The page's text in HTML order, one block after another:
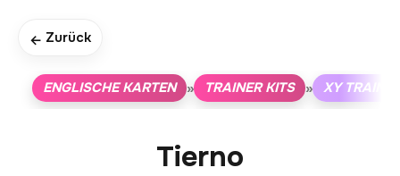
← Zurück
ENGLISCHE KARTEN » TRAINER KITS » XY
Tierno